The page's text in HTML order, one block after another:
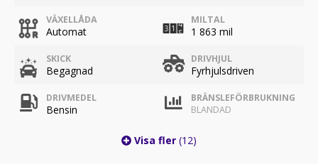
VÄXELLÅDA
Automat
MILTAL
1 863 mil
SKICK
Begagnad
DRIVHJUL
Fyrhjulsdriven
DRIVMEDEL
Bensin
BRÄNSLEFÖRBRUKNING
BLANDAD
Visa fler (12)